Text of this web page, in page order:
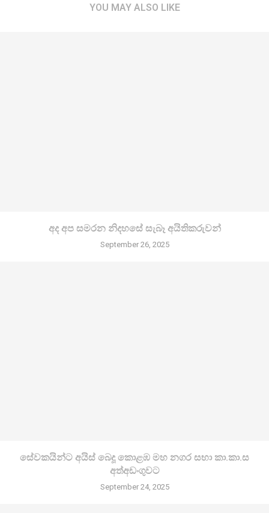
YOU MAY ALSO LIKE
අද අප සමරන නිදහසේ සැබෑ අයිතිකරුවන්
September 26, 2025
සේවකයින්ට අයිස් බෙදූ කොළඹ මහ නගර සභා කා.කා.ස
අත්අඩංගුවට
September 24, 2025